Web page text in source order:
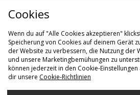
Lieferung Nach
Cookies
Wenn du auf "Alle Cookies akzeptieren"
Speicherung von Cookies auf deinem Gerät
der Website zu verbessern, die Nutzung der
und unsere Marketingbemühungen zu
können jederzeit in den Cookie-Einstellungen
dir unsere Cookie-Richtlinien